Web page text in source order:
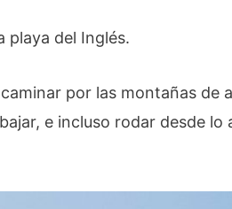
playa del Inglés.
por las montañas de
e incluso rodar desde